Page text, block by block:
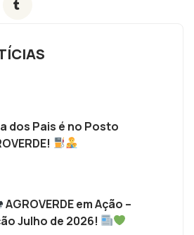
dos Pais é no Posto
AGROVERDE em Ação –
Julho de 2026!